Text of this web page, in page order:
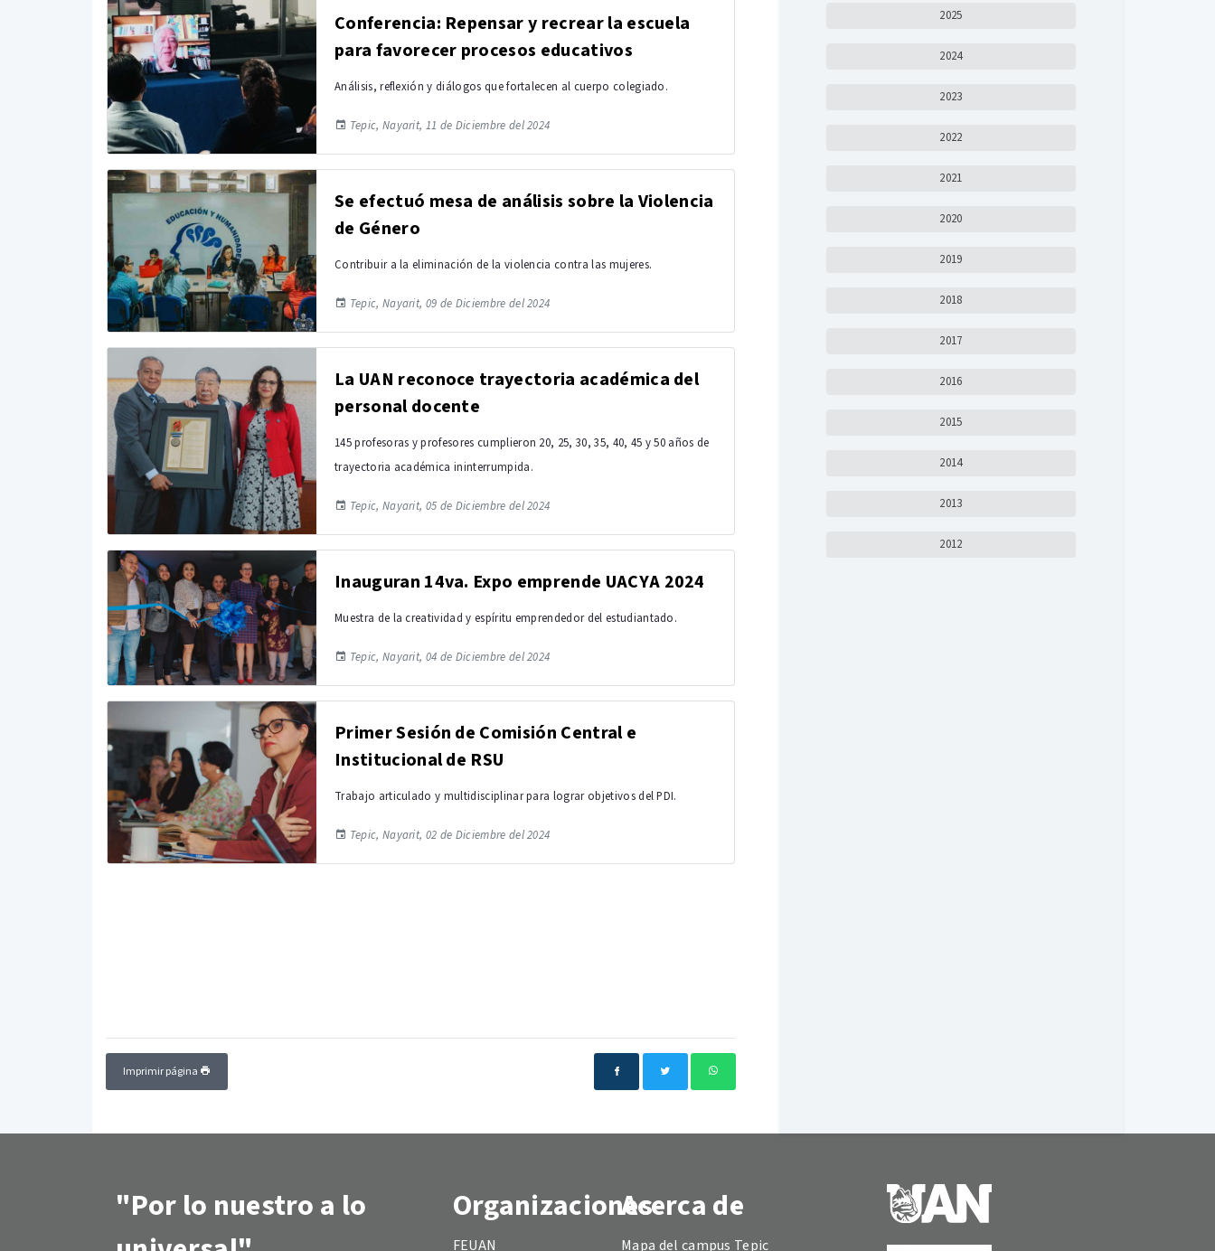
Conferencia: Repensar y recrear la escuela
para favorecer procesos educativos
Análisis, reflexión y diálogos que fortalecen al cuerpo colegiado.
Tepic, Nayarit, 11 de Diciembre del 2024
Se efectuó mesa de análisis sobre la Violencia
de Género
Contribuir a la eliminación de la violencia contra las mujeres.
Tepic, Nayarit, 09 de Diciembre del 2024
La UAN reconoce trayectoria académica del
personal docente
145 profesoras y profesores cumplieron 20, 25, 30, 35, 40, 45 y 50 años de
trayectoria académica ininterrumpida.
Tepic, Nayarit, 05 de Diciembre del 2024
Inauguran 14va. Expo emprende UACYA 2024
Muestra de la creatividad y espíritu emprendedor del estudiantado.
Tepic, Nayarit, 04 de Diciembre del 2024
Primer Sesión de Comisión Central e
Institucional de RSU
Trabajo articulado y multidisciplinar para lograr objetivos del PDI.
Tepic, Nayarit, 02 de Diciembre del 2024
Imprimir página
2025
2024
2023
2022
2021
2020
2019
2018
2017
2016
2015
2014
2013
2012
"Por lo nuestro a lo
Organizaciones
FEUAN
Acerca de
Mapa del campus Tepic